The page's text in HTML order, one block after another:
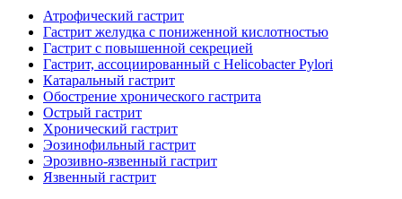
Атрофический гастрит
Гастрит желудка с пониженной кислотностью
Гастрит с повышенной секрецией
Гастрит, ассоциированный с Helicobacter Pylori
Катаральный гастрит
Обострение хронического гастрита
Острый гастрит
Хронический гастрит
Эозинофильный гастрит
Эрозивно-язвенный гастрит
Язвенный гастрит